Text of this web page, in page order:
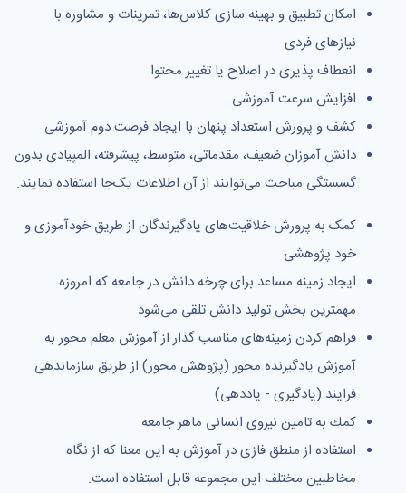
امكان تطبیق و بهینه سازی كلاس‌ها، تمرینات و مشاوره با
نیازهای فردی
انعطاف پذیری در اصلاح یا تغییر محتوا
افزایش سرعت آموزشی
كشف و پرورش استعداد پنهان با ایجاد فرصت دوم آموزشی
دانش آموزان ضعیف، مقدماتی، متوسط، پیشرفته، المپیادی بدون
گسستگی مباحث می‌توانند از آن اطلاعات یک‌جا استفاده نمایند.
كمک به پرورش خلاقیت‌های یادگیرندگان از طریق خودآموزی و
خود پژوهشی
ایجاد زمینه مساعد برای چرخه دانش در جامعه كه امروزه
مهمترین بخش تولید دانش تلقی می‌شود.
فراهم كردن زمینه‌های مناسب گذار از آموزش معلم محور به
آموزش یادگیرنده محور (پژوهش محور) از طریق سازماندهی
فرایند (یادگیری - یاددهی)
كمك به تامین نیروی انسانی ماهر جامعه
استفاده از منطق فازی در آموزش به این معنا که از نگاه
مخاطبین مختلف این مجموعه قابل استفاده است.